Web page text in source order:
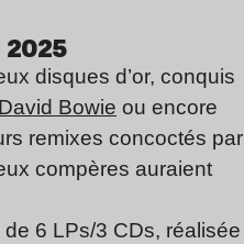
disques d’or, conquis
David Bowie ou encore
remixes concoctés par
compères auraient
6 LPs/3 CDs, réalisée